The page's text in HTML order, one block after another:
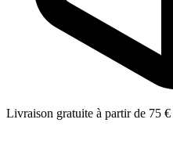
Livraison gratuite à partir de 75 €